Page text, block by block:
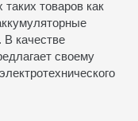
товаров как
В качестве
своему